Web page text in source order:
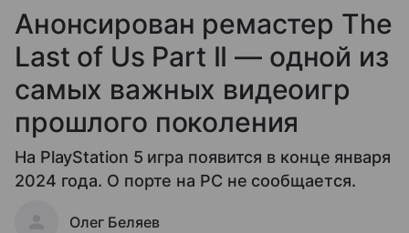
Анонсирован ремастер The
Last of Us Part II — одной из
самых важных видеоигр
прошлого поколения
На PlayStation 5 игра появится в конце января
2024 года. О порте на PC не сообщается.
Олег Беляев